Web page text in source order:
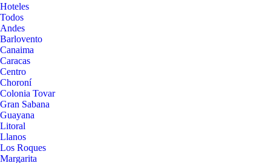
Hoteles
Todos
Andes
Barlovento
Canaima
Caracas
Centro
Choroní
Colonia Tovar
Gran Sabana
Guayana
Litoral
Llanos
Los Roques
Margarita